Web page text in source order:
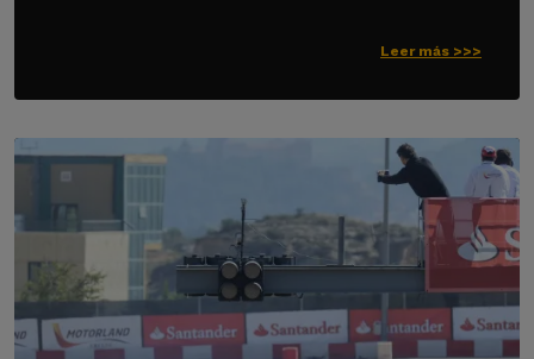
Leer más >>>